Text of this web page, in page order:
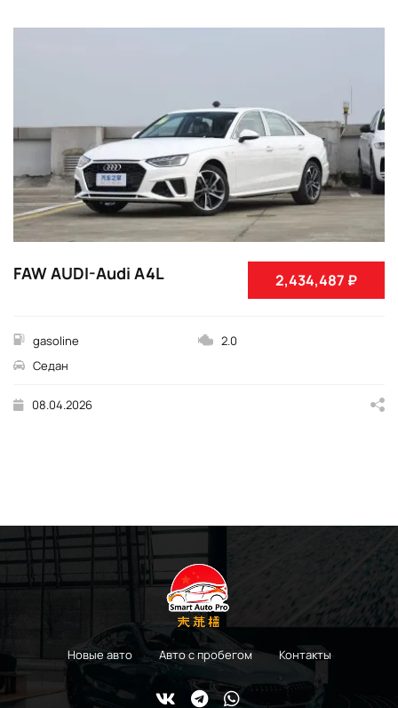
2,434,487 ₽
FAW AUDI-Audi A4L
gasoline
2.0
Седан
08.04.2026
Новые авто Авто с пробегом Контакты